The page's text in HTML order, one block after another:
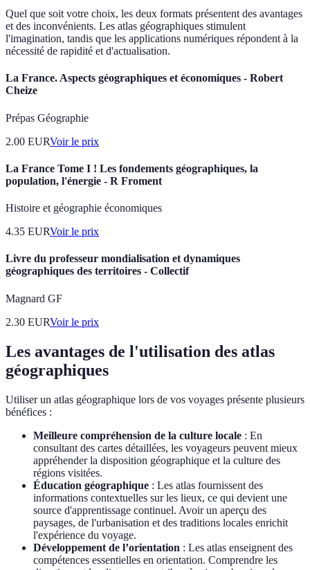
Quel que soit votre choix, les deux formats présentent des avantages
et des inconvénients. Les atlas géographiques stimulent
l'imagination, tandis que les applications numériques répondent à la
nécessité de rapidité et d'actualisation.
La France. Aspects géographiques et économiques - Robert
Cheize
Prépas Géographie
2.00 EURVoir le prix
La France Tome I ! Les fondements géographiques, la
population, l'énergie - R Froment
Histoire et géographie économiques
4.35 EURVoir le prix
Livre du professeur mondialisation et dynamiques
géographiques des territoires - Collectif
Magnard GF
2.30 EURVoir le prix
Les avantages de l'utilisation des atlas
géographiques
Utiliser un atlas géographique lors de vos voyages présente plusieurs
bénéfices :
Meilleure compréhension de la culture locale : En
consultant des cartes détaillées, les voyageurs peuvent mieux
appréhender la disposition géographique et la culture des
régions visitées.
Éducation géographique : Les atlas fournissent des
informations contextuelles sur les lieux, ce qui devient une
source d'apprentissage continuel. Avoir un aperçu des
paysages, de l'urbanisation et des traditions locales enrichit
l'expérience du voyage.
Développement de l’orientation : Les atlas enseignent des
compétences essentielles en orientation. Comprendre les